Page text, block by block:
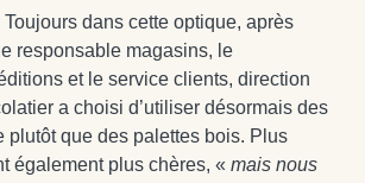
Toujours dans cette optique, après
responsable magasins, le
et le service clients, direction
a choisi d’utiliser désormais des
plutôt que des palettes bois. Plus
également plus chères, « mais nous